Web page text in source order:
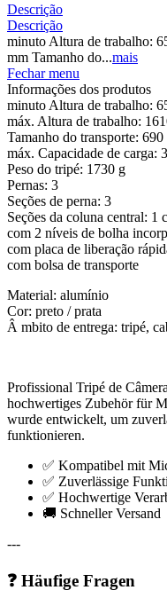
Descrição
Descrição
minuto Altura de trabalho:
mm Tamanho do...mais
Fechar menu
Informações dos produtos
minuto Altura de trabalho:
máx. Altura de trabalho:
Tamanho do transporte: 690
máx. Capacidade de carga:
Peso do tripé: 1730 g
Pernas: 3
Seções de perna: 3
Seções da coluna central: 1
com 2 níveis de bolha
com placa de liberação
com bolsa de transporte
Material: alumínio
Cor: preto / prata
Â mbito de entrega: tripé,
Profissional Tripé de
hochwertiges Zubehör für
wurde entwickelt, um
funktionieren.
✅ Kompatibel mit
✅ Zuverlässige
✅ Hochwertige
🚚 Schneller Versand
---
❓ Häufige Fragen